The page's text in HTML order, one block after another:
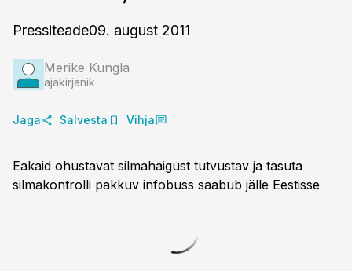
Pressiteade09. august 2011
Merike Kungla
ajakirjanik
Jaga Salvesta Vihja
Eakaid ohustavat silmahaigust tutvustav ja tasuta
silmakontrolli pakkuv infobuss saabub jälle Eestisse